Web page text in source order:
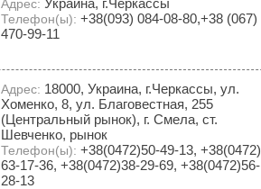
Адрес: Украина, г.Черкассы
Телефон(ы): +38(093) 084-08-80,+38 (067)
470-99-11
Адрес: 18000, Украина, г.Черкассы, ул.
Хоменко, 8, ул. Благовестная, 255
(Центральный рынок), г. Смела, ст.
Шевченко, рынок
Телефон(ы): +38(0472)50-49-13, +38(0472)
63-17-36, +38(0472)38-29-69, +38(0472)56-
28-13